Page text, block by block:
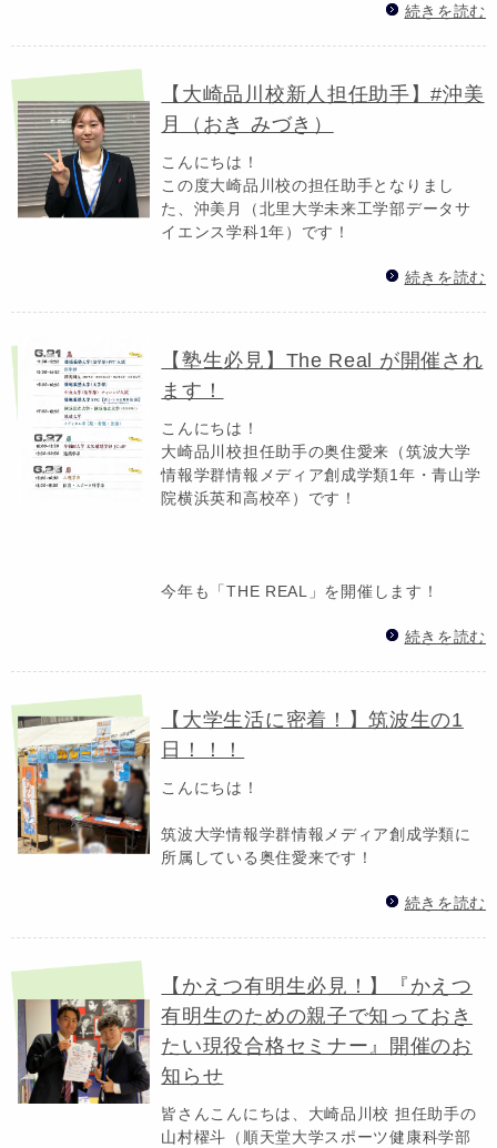
続きを読む
【大崎品川校新人担任助手】#沖美
月（おき みづき）
こんにちは！
この度大崎品川校の担任助手となりまし
た、沖美月（北里大学未来工学部データサ
イエンス学科1年）です！
続きを読む
【塾生必見】The Real が開催され
ます！
こんにちは！
大崎品川校担任助手の奥住愛来（筑波大学
情報学群情報メディア創成学類1年・青山学
院横浜英和高校卒）です！
今年も「THE REAL」を開催します！
続きを読む
【大学生活に密着！】筑波生の1
日！！！
こんにちは！
筑波大学情報学群情報メディア創成学類に
所属している奥住愛来です！
続きを読む
【かえつ有明生必見！】『かえつ
有明生のための親子で知っておき
たい現役合格セミナー』開催のお
知らせ
皆さんこんにちは、大崎品川校 担任助手の
山村櫂斗（順天堂大学スポーツ健康科学部